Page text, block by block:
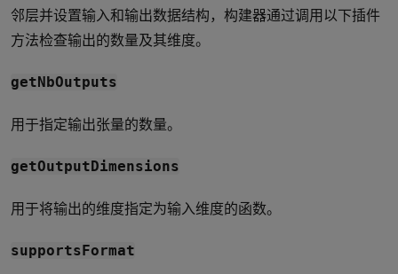
邻层并设置输入和输出数据结构，构建器通过调用以下插件
方法检查输出的数量及其维度。
getNbOutputs
用于指定输出张量的数量。
getOutputDimensions
用于将输出的维度指定为输入维度的函数。
supportsFormat